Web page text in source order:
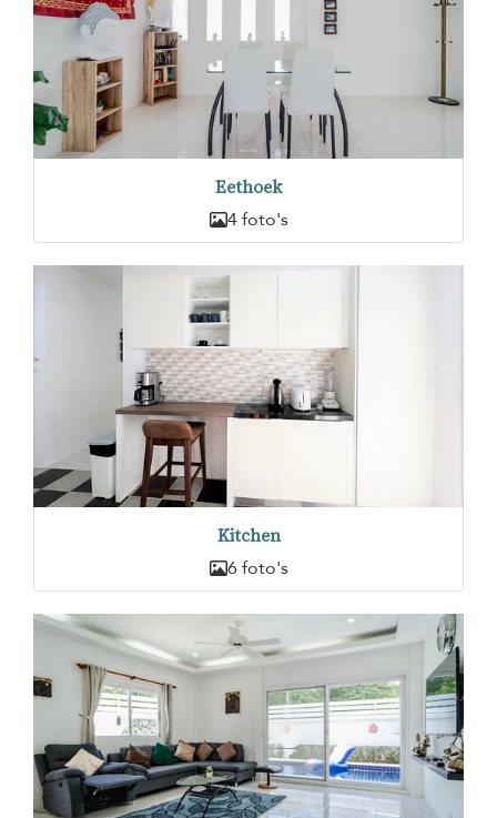
Eethoek
4 foto's
Kitchen
6 foto's